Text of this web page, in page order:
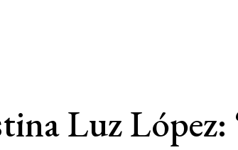
Luz López: